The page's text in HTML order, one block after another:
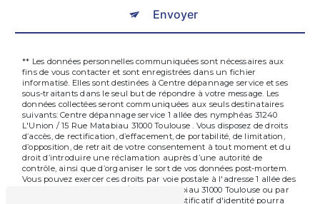
Envoyer
** Les données personnelles communiquées sont nécessaires aux
fins de vous contacter et sont enregistrées dans un fichier
informatisé. Elles sont destinées à Centre dépannage service et ses
sous-traitants dans le seul but de répondre à votre message. Les
données collectées seront communiquées aux seuls destinataires
suivants: Centre dépannage service 1 allée des nymphéas 31240
L'Union / 15 Rue Matabiau 31000 Toulouse . Vous disposez de droits
d’accès, de rectification, d’effacement, de portabilité, de limitation,
d’opposition, de retrait de votre consentement à tout moment et du
droit d’introduire une réclamation auprès d’une autorité de
contrôle, ainsi que d’organiser le sort de vos données post-mortem.
Vous pouvez exercer ces droits par voie postale à l'adresse 1 allée des
nymphéas 31240 L'Union / 15 Rue Matabiau 31000 Toulouse ou par
courrier électronique à l'adresse . Un justificatif d'identité pourra